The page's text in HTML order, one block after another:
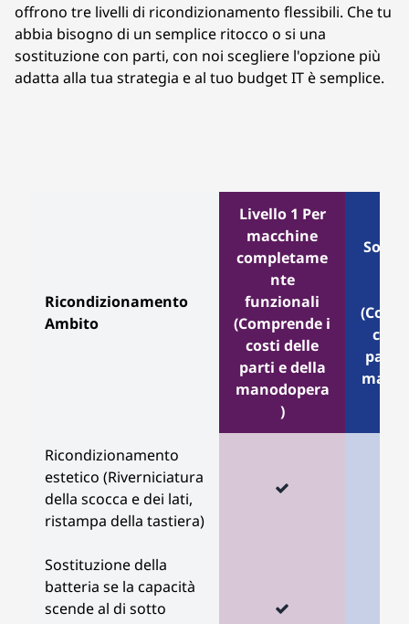
offrono tre livelli di ricondizionamento flessibili. Che tu
abbia bisogno di un semplice ritocco o si una
sostituzione con parti, con noi scegliere l'opzione più
adatta alla tua strategia e al tuo budget IT è semplice.
Ricondizionamento
Ambito
Livello 1 Per
macchine
completame
nte
funzionali
(Comprende i
costi delle
parti e della
manodopera
)
parti
Ricondizionamento
estetico (Riverniciatura
della scocca e dei lati,
ristampa della tastiera)
Sostituzione della
batteria se la capacità
scende al di sotto